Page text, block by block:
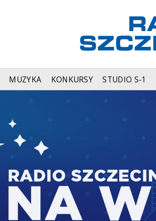
MUZYKA KONKURSY STUDIO S-1